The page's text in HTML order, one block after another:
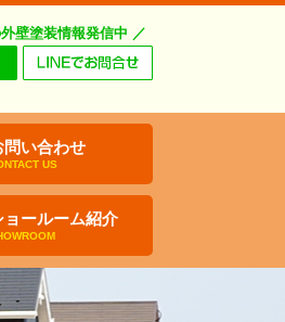
壁塗装情報発信中 ／
問い合わせ
US
ョールーム紹介